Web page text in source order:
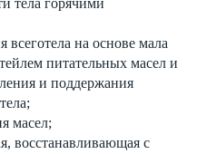
тела горячими
на основе мала
питательных масел и
и поддержания
;
масел;
восстанавливающая с